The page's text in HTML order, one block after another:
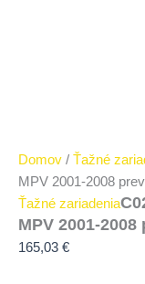
Domov / Ťažné
MPV 2001-2008
Ťažné zariadenia
MPV 2001-
165,03 €